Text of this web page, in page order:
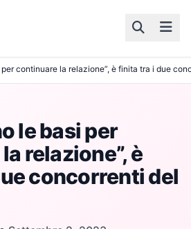
continuare la relazione”, è finita tra i due
le basi per
relazione”, è
concorrenti del